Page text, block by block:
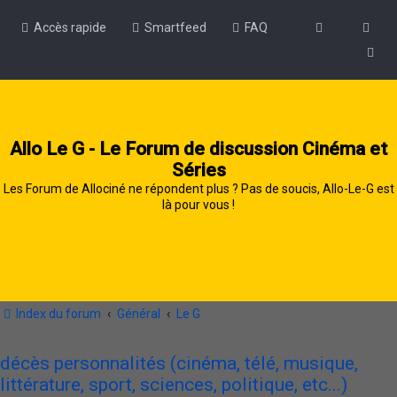
Accès rapide Smartfeed FAQ
Allo Le G - Le Forum de discussion Cinéma et
Séries
Les Forum de Allociné ne répondent plus ? Pas de soucis, Allo-Le-G est
là pour vous !
Index du forum Général Le G
décès personnalités (cinéma, télé, musique,
littérature, sport, sciences, politique, etc...)